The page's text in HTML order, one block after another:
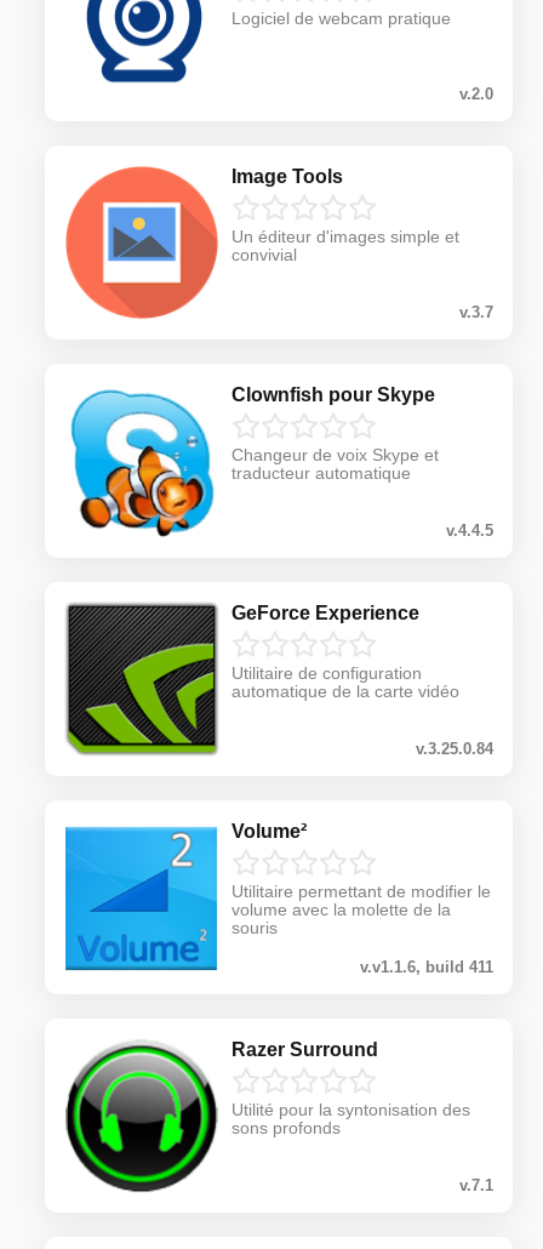
Logiciel de webcam pratique
v.2.0
Image Tools
Un éditeur d'images simple et
convivial
v.3.7
Clownfish pour Skype
Changeur de voix Skype et
traducteur automatique
v.4.4.5
GeForce Experience
Utilitaire de configuration
automatique de la carte vidéo
v.3.25.0.84
Volume²
Utilitaire permettant de modifier le
volume avec la molette de la
souris
v.v1.1.6, build 411
Razer Surround
Utilité pour la syntonisation des
sons profonds
v.7.1